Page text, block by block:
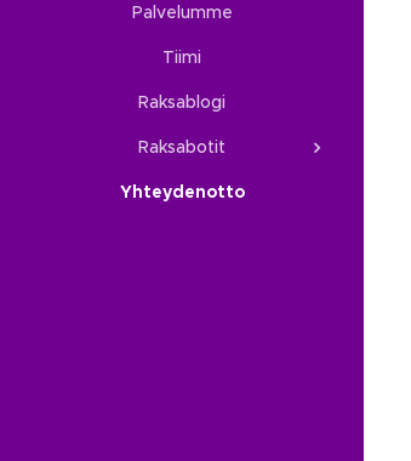
Palvelumme
Tiimi
Raksablogi
Raksabotit
Yhteydenotto